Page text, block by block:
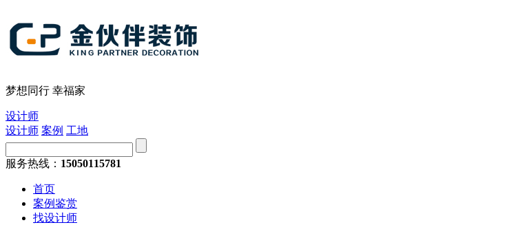
梦想同行 幸福家
设计师
设计师 案例 工地
服务热线： 15050115781
首页
案例鉴赏
找设计师